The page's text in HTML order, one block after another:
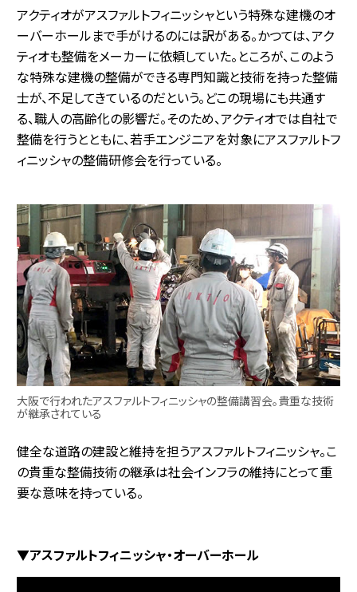
アクティオがアスファルトフィニッシャという特殊な建機のオ
ーバーホールまで手がけるのには訳がある。かつては、アク
ティオも整備をメーカーに依頼していた。ところが、このよう
な特殊な建機の整備ができる専門知識と技術を持った整備
士が、不足してきているのだという。どこの現場にも共通す
る、職人の高齢化の影響だ。そのため、アクティオでは自社で
整備を行うとともに、若手エンジニアを対象にアスファルトフ
ィニッシャの整備研修会を行っている。
大阪で行われたアスファルトフィニッシャの整備講習会。貴重な技術
が継承されている
健全な道路の建設と維持を担うアスファルトフィニッシャ。こ
の貴重な整備技術の継承は社会インフラの維持にとって重
要な意味を持っている。
▼アスファルトフィニッシャ・オーバーホール